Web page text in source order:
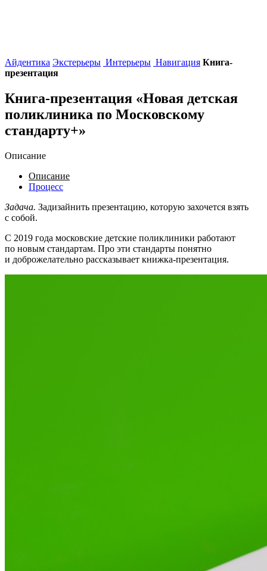
Айдентика Экстерьеры Интерьеры Навигация Книга-
презентация
Книга-презентация «Новая детская
поликлиника по Московскому
стандарту+»
Описание
Описание
Процесс
Задача. Задизайнить презентацию, которую захочется взять
с собой.
С 2019 года московские детские поликлиники работают
по новым стандартам. Про эти стандарты понятно
и доброжелательно рассказывает книжка-презентация.